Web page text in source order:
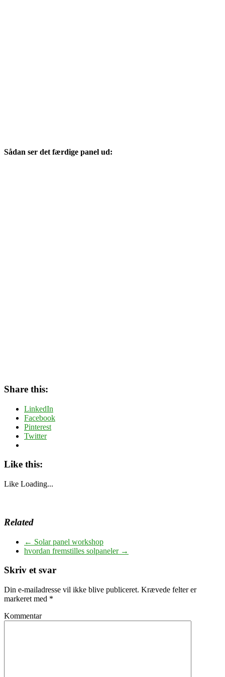
Sådan ser det færdige panel ud:
Share this:
LinkedIn
Facebook
Pinterest
Twitter
Like this:
Like Loading...
Related
← Solar panel workshop
hvordan fremstilles solpaneler →
Skriv et svar
Din e-mailadresse vil ikke blive publiceret. Krævede felter er
markeret med *
Kommentar